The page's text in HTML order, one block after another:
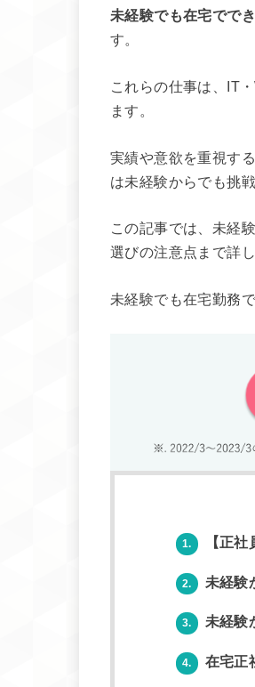
未経験でも在宅でで
す。
これらの仕事は、IT
ます。
実績や意欲を重視す
は未経験からでも挑
この記事では、未経
選びの注意点まで詳
未経験でも在宅勤務
1. 【正社
2. 未経験
3. 未経験
4. 在宅正